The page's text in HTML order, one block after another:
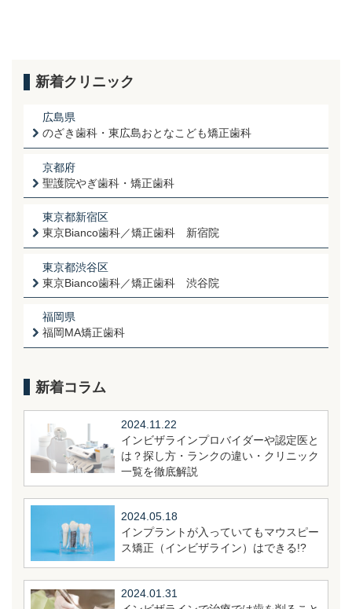
新着クリニック
広島県
のざき歯科・東広島おとなこども矯正歯科
京都府
聖護院やぎ歯科・矯正歯科
東京都新宿区
東京Bianco歯科／矯正歯科 新宿院
東京都渋谷区
東京Bianco歯科／矯正歯科 渋谷院
福岡県
福岡MA矯正歯科
新着コラム
2024.11.22
インビザラインプロバイダーや認定医と
は？探し方・ランクの違い・クリニック
一覧を徹底解説
2024.05.18
インプラントが入っていてもマウスピー
ス矯正（インビザライン）はできる!?
2024.01.31